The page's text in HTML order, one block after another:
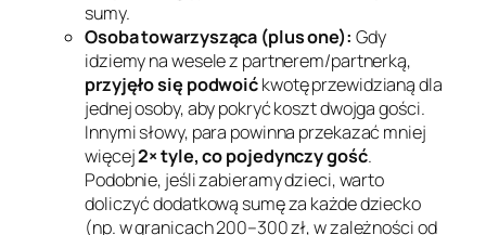
sumy.
Osoba towarzysząca (plus one): Gdy
idziemy na wesele z partnerem/partnerką,
przyjęło się podwoićkwotę przewidzianą dla
jednej osoby, aby pokryć koszt dwojga gości.
Innymi słowy, para powinna przekazać mniej
więcej2× tyle, co pojedynczy gość.
Podobnie, jeśli zabieramy dzieci, warto
doliczyć dodatkową sumę za każde dziecko
(np. w granicach 200–300 zł, w zależności od